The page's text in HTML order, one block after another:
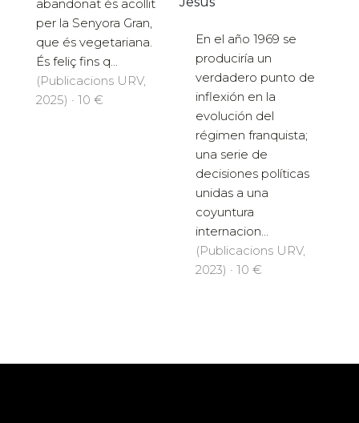
abandonat és acollit
per la Senyora Gran,
que és vegetariana.
És feliç fins q...
(Publicacions URV,
2025) · 10 €
En el año 1969 se
produciría un
verdadero punto de
inflexión en la
evolución del
régimen franquista;
una serie de
decisiones políticas
unidas a una
coyuntura
internacion...
(Publicacions URV,
2023) · 10 €